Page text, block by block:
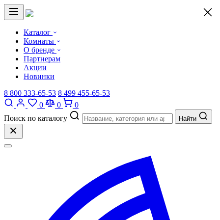
Каталог
Комнаты
О бренде
Партнерам
Акции
Новинки
8 800 333-65-53 8 499 455-65-53
0
0
0
Поиск по каталогу
Найти
×